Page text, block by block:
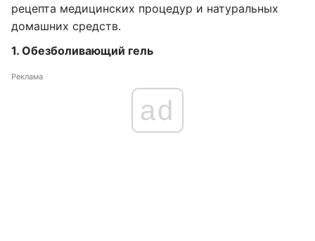
рецепта медицинских процедур и натуральных
домашних средств.
1. Обезболивающий гель
Реклама
ad